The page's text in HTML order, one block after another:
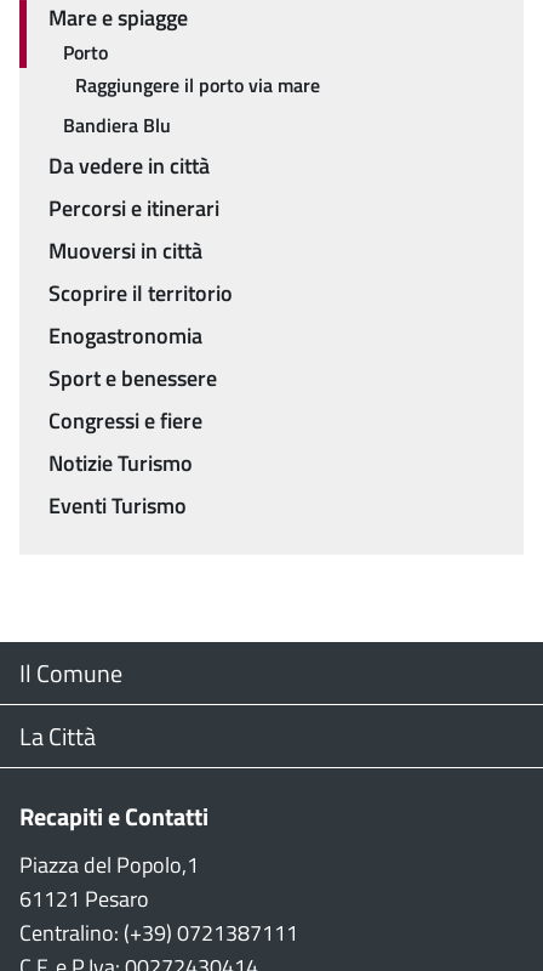
Mare e spiagge
Porto
Raggiungere il porto via mare
Bandiera Blu
Da vedere in città
Percorsi e itinerari
Muoversi in città
Scoprire il territorio
Enogastronomia
Sport e benessere
Congressi e fiere
Notizie Turismo
Eventi Turismo
Menu
Footer
Il Comune
Il Sindaco
Consiglio Comunale
CON
La Città
Stradario
WiFi
Recapiti e Contatti
Piazza del Popolo,1
61121 Pesaro
Centralino: (+39) 0721387111